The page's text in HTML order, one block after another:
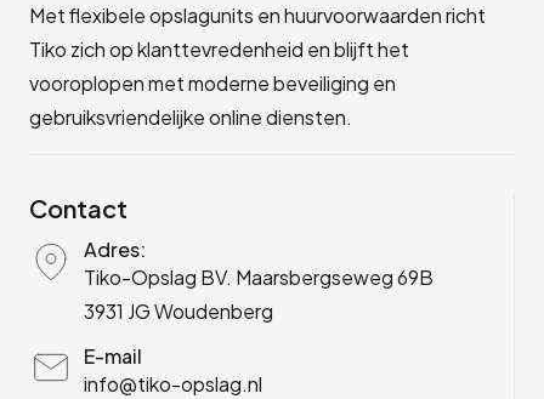
Met flexibele opslagunits en huurvoorwaarden richt
Tiko zich op klanttevredenheid en blijft het
vooroplopen met moderne beveiliging en
gebruiksvriendelijke online diensten.
Contact
Adres:
Tiko-Opslag BV. Maarsbergseweg 69B
3931 JG Woudenberg
E-mail
info@tiko-opslag.nl